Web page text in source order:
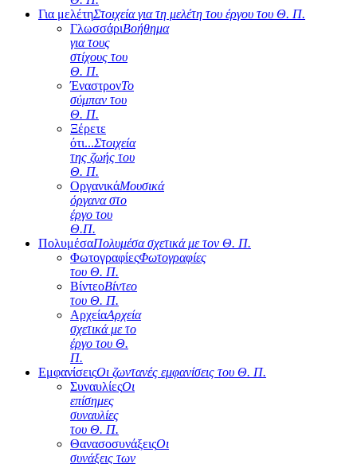
Για μελέτηΣτοιχεία για τη μελέτη του έργου του Θ. Π.
ΓλωσσάριΒοήθημα
για τους
στίχους του
Θ. Π.
ΈναστρονΤο
σύμπαν του
Θ. Π.
Ξέρετε
ότι...Στοιχεία
της ζωής του
Θ. Π.
ΟργανικάΜουσικά
όργανα στο
έργο του
Θ.Π.
ΠολυμέσαΠολυμέσα σχετικά με τον Θ. Π.
ΦωτογραφίεςΦωτογραφίες
του Θ. Π.
ΒίντεοΒίντεο
του Θ. Π.
ΑρχείαΑρχεία
σχετικά με το
έργο του Θ.
Π.
ΕμφανίσειςΟι ζωντανές εμφανίσεις του Θ. Π.
ΣυναυλίεςΟι
επίσημες
συναυλίες
του Θ. Π.
ΘανασοσυνάξειςΟι
συνάξεις των